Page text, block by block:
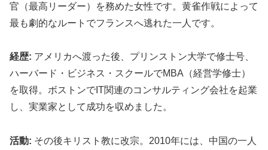
官（最高リーダー）を務めた女性です。黄雀作戦によって
最も劇的なルートでフランスへ逃れた一人です。
経歴: アメリカへ渡った後、プリンストン大学で修士号、
ハーバード・ビジネス・スクールでMBA（経営学修士）
を取得。ボストンでIT関連のコンサルティング会社を起業
し、実業家として成功を収めました。
活動: その後キリスト教に改宗。2010年には、中国の一人